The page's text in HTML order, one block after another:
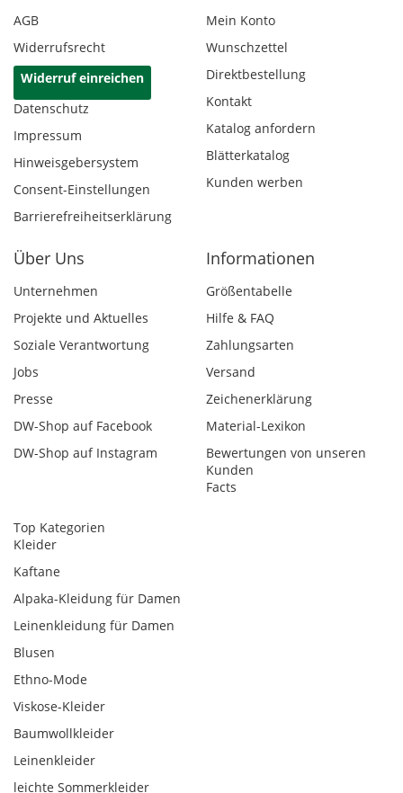
AGB
Widerrufsrecht
Widerruf einreichen
Datenschutz
Impressum
Hinweisgebersystem
Consent-Einstellungen
Barrierefreiheitserklärung
Mein Konto
Wunschzettel
Direktbestellung
Kontakt
Katalog anfordern
Blätterkatalog
Kunden werben
Über Uns
Unternehmen
Projekte und Aktuelles
Soziale Verantwortung
Jobs
Presse
DW-Shop auf Facebook
DW-Shop auf Instagram
Informationen
Größentabelle
Hilfe & FAQ
Zahlungsarten
Versand
Zeichenerklärung
Material-Lexikon
Bewertungen von unseren
Kunden
Facts
Top Kategorien
Kleider
Kaftane
Alpaka-Kleidung für Damen
Leinenkleidung für Damen
Blusen
Ethno-Mode
Viskose-Kleider
Baumwollkleider
Leinenkleider
leichte Sommerkleider